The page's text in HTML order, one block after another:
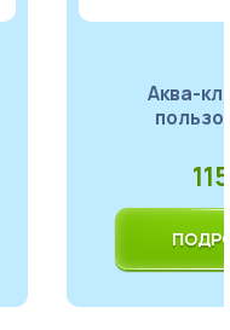
Аква-ключи для